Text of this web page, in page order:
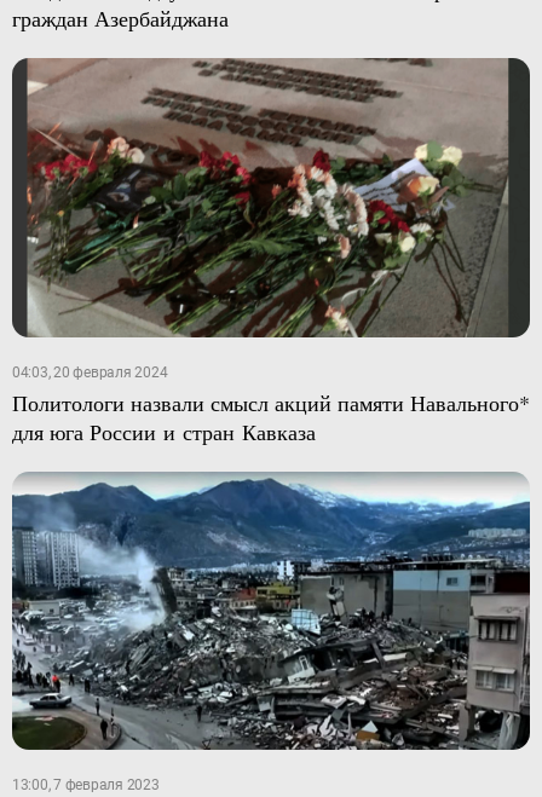
граждан Азербайджана
04:03, 20 февраля 2024
Политологи назвали смысл акций памяти Навального*
для юга России и стран Кавказа
13:00, 7 февраля 2023